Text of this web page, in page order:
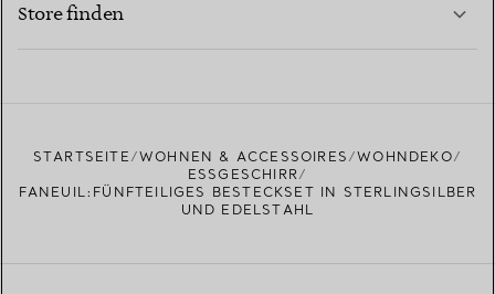
Store finden
STARTSEITE WOHNEN & ACCESSOIRES
WOHNDEKO
ESSGESCHIRR
FANEUIL:FÜNFTEILIGES BESTECKSET IN STERLINGSILBER
UND EDELSTAHL